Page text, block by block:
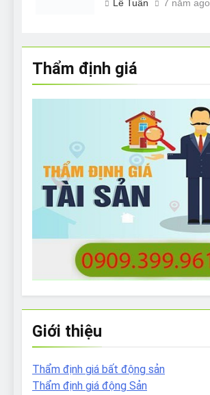
Lê Tuân 7 năm ago
Thẩm định giá
Giới thiệu
Thẩm định giá bất động sản
Thẩm định giá động Sản